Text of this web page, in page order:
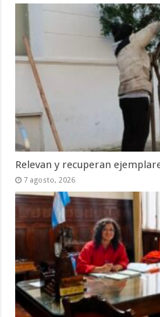
Relevan y recuperan
7 agosto, 2026